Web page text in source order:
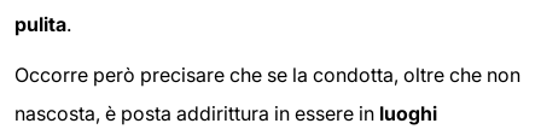
pulita.
Occorre però precisare che se la condotta, oltre che non
nascosta, è posta addirittura in essere in luoghi